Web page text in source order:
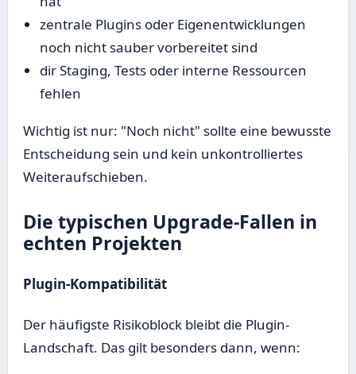
zentrale Plugins oder Eigenentwicklungen
noch nicht sauber vorbereitet sind
dir Staging, Tests oder interne Ressourcen
fehlen
Wichtig ist nur: "Noch nicht" sollte eine bewusste
Entscheidung sein und kein unkontrolliertes
Weiteraufschieben.
Die typischen Upgrade-Fallen in
echten Projekten
Plugin-Kompatibilität
Der häufigste Risikoblock bleibt die Plugin-
Landschaft. Das gilt besonders dann, wenn: